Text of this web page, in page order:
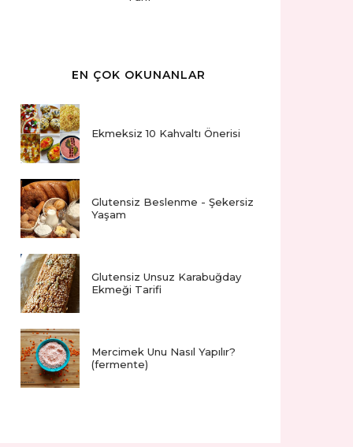
EN ÇOK OKUNANLAR
Ekmeksiz 10 Kahvaltı Önerisi
Glutensiz Beslenme - Şekersiz
Yaşam
Glutensiz Unsuz Karabuğday
Ekmeği Tarifi
Mercimek Unu Nasıl Yapılır?
(fermente)